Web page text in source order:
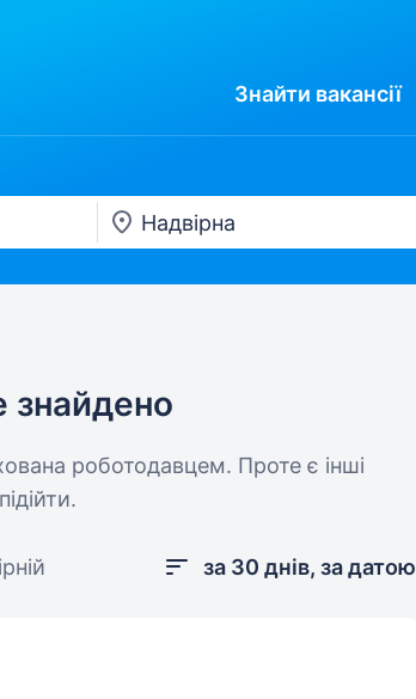
Знайти вакансії
знайдено
роботодавцем. Проте є інші
за 30 днів, за датою